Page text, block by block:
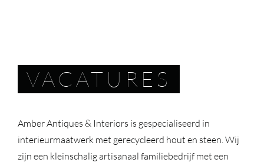
VACATURES
Amber Antiques & Interiors is gespecialiseerd in
interieurmaatwerk met gerecycleerd hout en steen. Wij
zijn een kleinschalig artisanaal familiebedrijf met een